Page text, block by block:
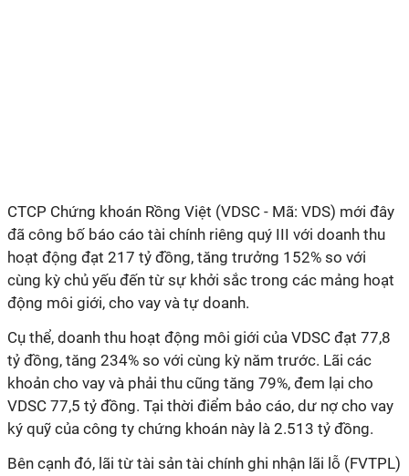
CTCP Chứng khoán Rồng Việt (VDSC - Mã: VDS) mới đây
đã công bố báo cáo tài chính riêng quý III với doanh thu
hoạt động đạt 217 tỷ đồng, tăng trưởng 152% so với
cùng kỳ chủ yếu đến từ sự khởi sắc trong các mảng hoạt
động môi giới, cho vay và tự doanh.
Cụ thể, doanh thu hoạt động môi giới của VDSC đạt 77,8
tỷ đồng, tăng 234% so với cùng kỳ năm trước. Lãi các
khoản cho vay và phải thu cũng tăng 79%, đem lại cho
VDSC 77,5 tỷ đồng. Tại thời điểm bảo cáo, dư nợ cho vay
ký quỹ của công ty chứng khoán này là 2.513 tỷ đồng.
Bên cạnh đó, lãi từ tài sản tài chính ghi nhận lãi lỗ (FVTPL)